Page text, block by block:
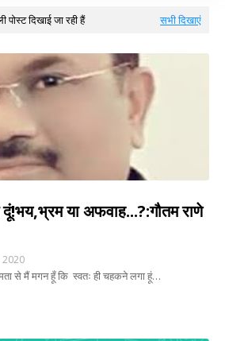
पोस्ट दिखाई जा रही हैं सभी दिखाएं
या अफवाह...?:गौतम राणे
2020
से मैं मगन हूँ कि स्वतः ही चहकने लगा हूं…